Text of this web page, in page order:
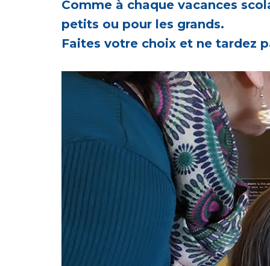
Comme à chaque vacances
petits ou pour les grands.
Faites votre choix et ne tardez